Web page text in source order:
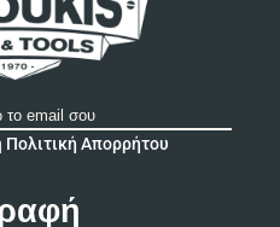
Πολιτική Απορρήτου